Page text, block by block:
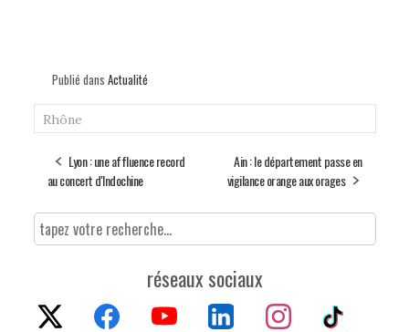
Publié dans Actualité
Rhône
Lyon : une affluence record
au concert d'Indochine
Ain : le département passe en
vigilance orange aux orages
réseaux sociaux